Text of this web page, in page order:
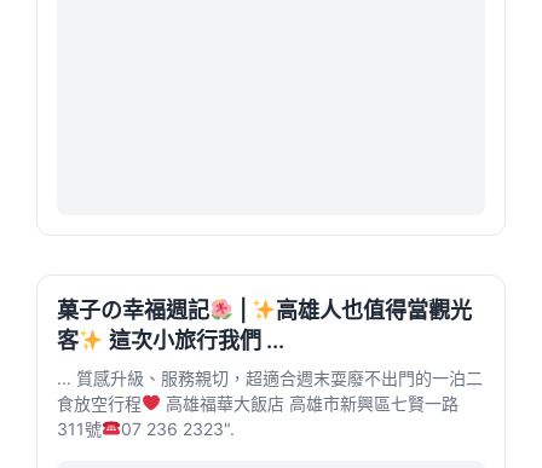
菓子の幸福週記
高雄人也值得當觀光
客
這次小旅行我們 ...
... 質感升級、服務親切，超適合週末耍廢不出門的一泊二
食放空行程
高雄福華大飯店 高雄市新興區七賢一路
311號
07 236 2323".